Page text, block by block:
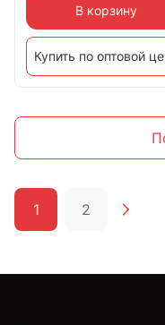
В корзину
Купить по оптовой
1 2